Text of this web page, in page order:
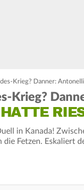
Krieg? Danner:
Krieg?
in Kanada!
die Fetzen. Eskaliert